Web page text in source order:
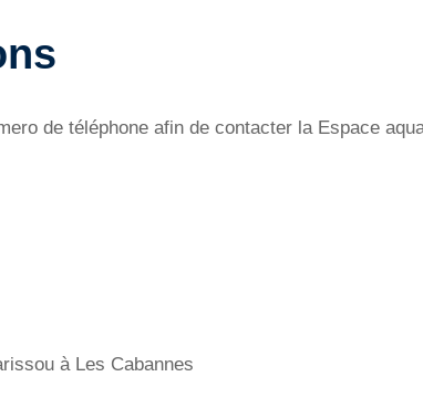
de téléphone afin de contacter la Espace
à Les Cabannes